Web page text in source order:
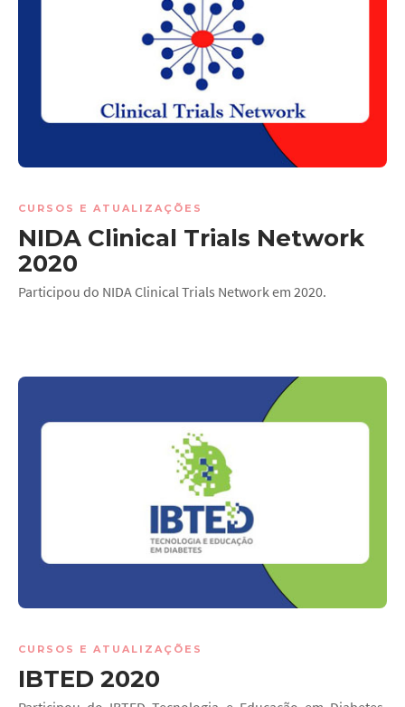
CURSOS E ATUALIZAÇÕES
NIDA Clinical Trials Network
2020
Participou do NIDA Clinical Trials Network em 2020.
CURSOS E ATUALIZAÇÕES
IBTED 2020